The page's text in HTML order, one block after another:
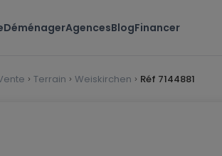
DéménagerAgencesBlogFinancer
Terrain Weiskirchen Réf 7144881